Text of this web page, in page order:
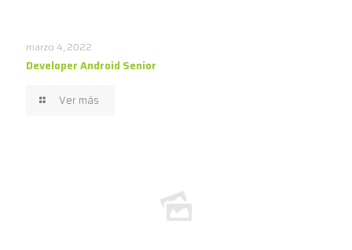
marzo 4, 2022
Developer Android Senior
Ver más